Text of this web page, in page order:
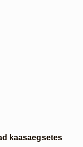
kaasaegsetes